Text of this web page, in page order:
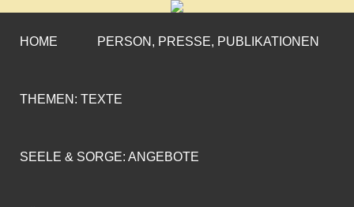
CORNELIA COENEN-
MARX
»ENGAGEMENT MIT PROFIL«
HOME PERSON, PRESSE, PUBLIKATIONEN
THEMEN: TEXTE
SEELE & SORGE: ANGEBOTE